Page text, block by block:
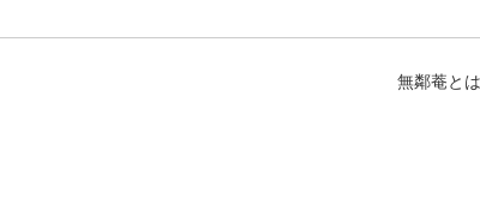
無鄰菴とは